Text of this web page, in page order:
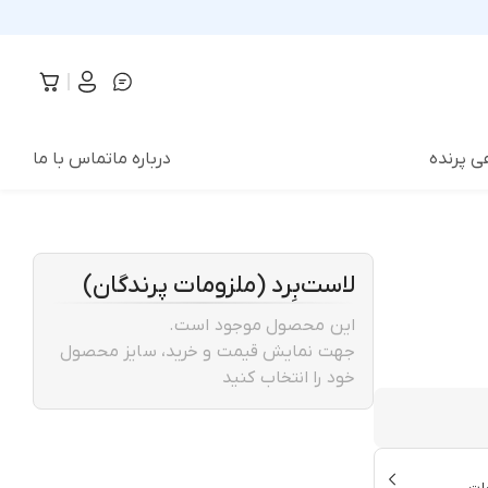
پرنده درباره ماتماس با ما
لاست‌بِرد (ملزومات پرندگان)
این محصول موجود است.
جهت نمایش قیمت و خرید، سایز محصول
خود را انتخاب کنید